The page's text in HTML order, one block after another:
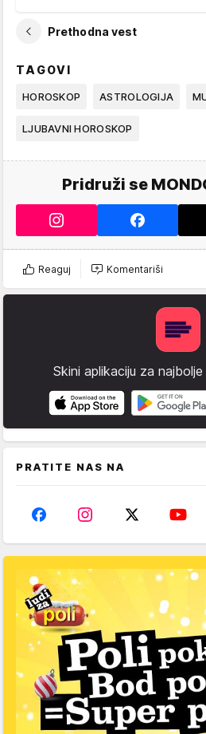
Prethodna vest
TAGOVI
HOROSKOP ASTROLOGIJA
LJUBAVNI HOROSKOP
Pridruži se
Reaguj Komentariši
Skini aplikaciju za
PRATITE NAS NA